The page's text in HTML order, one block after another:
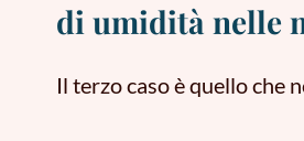
di umidità nelle
Il terzo caso è quello che